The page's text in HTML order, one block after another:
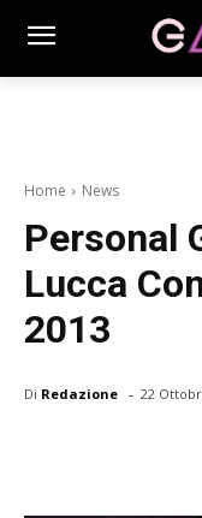
Home News
Personal
Lucca
2013
Di Redazione - 22